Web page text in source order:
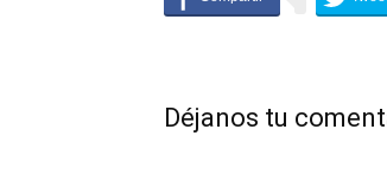
Déjanos tu